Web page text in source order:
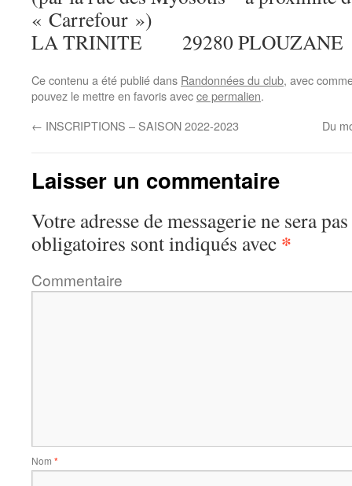
« Carrefour »)
LA TRINITE 29280 PLOUZANE
Ce contenu a été publié dans Randonnées du club, avec
pouvez le mettre en favoris avecce permalien.
← INSCRIPTIONS – SAISON 2022-2023 Du
Laisser un commentaire
Votre adresse de messagerie ne sera
obligatoires sont indiqués avec *
Commentaire
Nom *